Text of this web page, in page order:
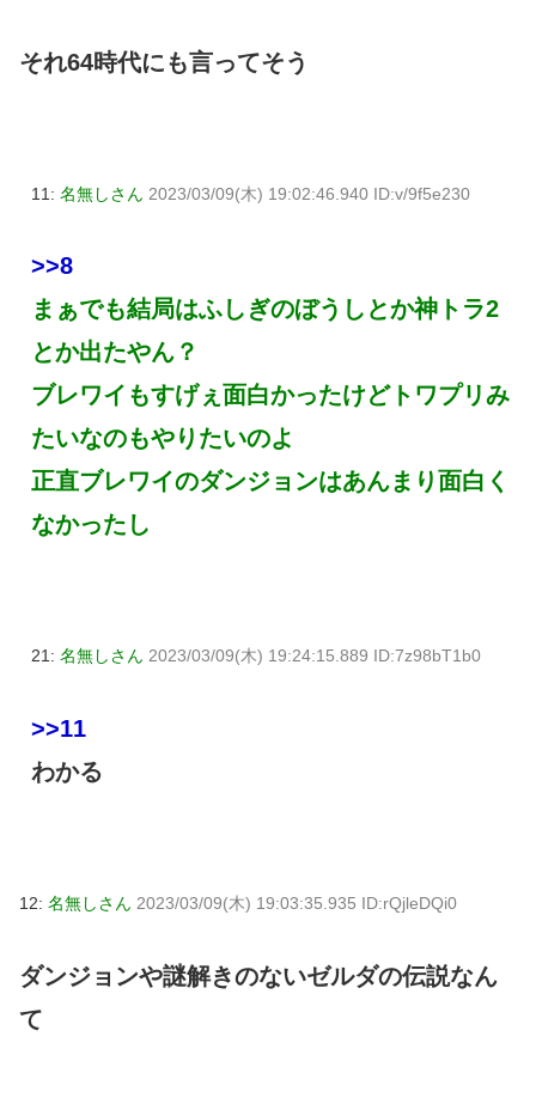
それ64時代にも言ってそう
11: 名無しさん 2023/03/09(木) 19:02:46.940 ID:v/9f5e230
>>8
まぁでも結局はふしぎのぼうしとか神トラ2
とか出たやん？
ブレワイもすげぇ面白かったけどトワプリみ
たいなのもやりたいのよ
正直ブレワイのダンジョンはあんまり面白く
なかったし
21: 名無しさん 2023/03/09(木) 19:24:15.889 ID:7z98bT1b0
>>11
わかる
12: 名無しさん 2023/03/09(木) 19:03:35.935 ID:rQjleDQi0
ダンジョンや謎解きのないゼルダの伝説なん
て